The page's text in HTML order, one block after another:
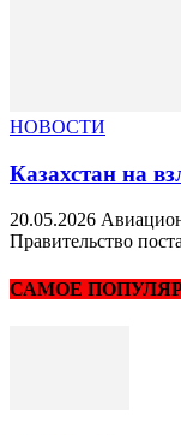
НОВОСТИ
Казахстан на
20.05.2026
Правительство
САМОЕ